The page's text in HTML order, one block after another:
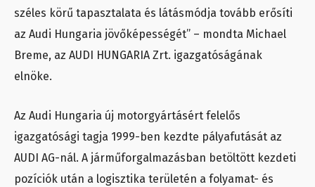
széles körű tapasztalata és látásmódja tovább erősíti
az Audi Hungaria jövőképességét” – mondta Michael
Breme, az AUDI HUNGARIA Zrt. igazgatóságának
elnöke.
Az Audi Hungaria új motorgyártásért felelős
igazgatósági tagja 1999-ben kezdte pályafutását az
AUDI AG-nál. A járműforgalmazásban betöltött kezdeti
pozíciók után a logisztika területén a folyamat- és